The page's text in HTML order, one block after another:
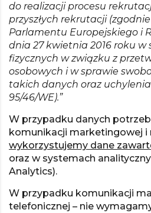
do realizacji procesu
przyszłych rekrutacji
Parlamentu Europejskiego i
dnia 27 kwietnia 2016 roku w
fizycznych w związku z
osobowych i w sprawie
takich danych oraz
95/46/WE).”
W przypadku danych
komunikacji marketingowej i
wykorzystujemy dane
oraz w systemach
Analytics).
W przypadku komunikacji
telefonicznej – nie